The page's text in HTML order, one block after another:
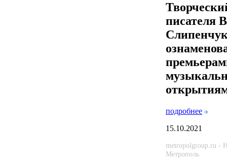
писателя
подробнее
15.10.2021
metropolgroup.ru -
Метрополь